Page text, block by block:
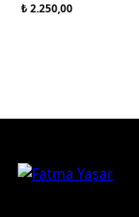
₺ 2.250,00